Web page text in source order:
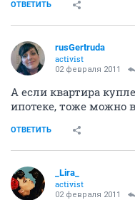
ОТВЕТИТЬ
rusGertruda
activist
02 февраля 2011
А если квартира
ипотеке, тоже можно
ОТВЕТИТЬ
_Lira_
activist
02 февраля 2011